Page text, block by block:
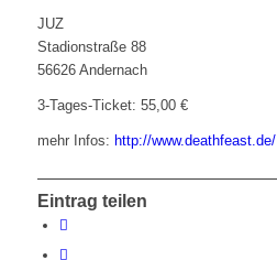
JUZ
Stadionstraße 88
56626 Andernach
3-Tages-Ticket: 55,00 €
mehr Infos: http://www.deathfeast.de/
Eintrag teilen